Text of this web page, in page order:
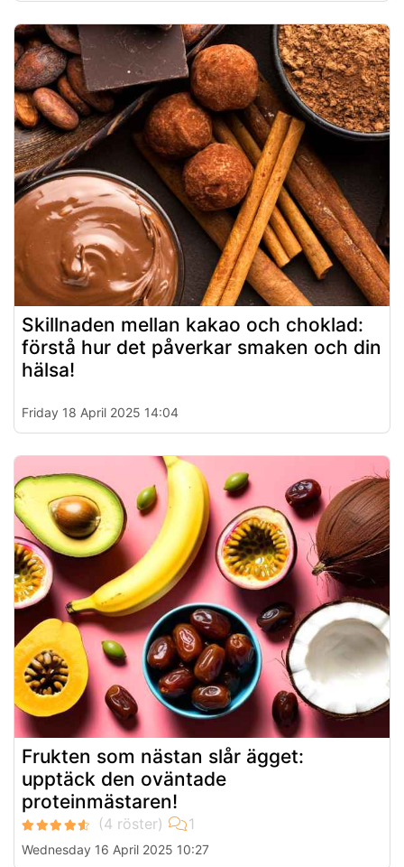
Skillnaden mellan kakao och choklad:
förstå hur det påverkar smaken och din
hälsa!
Friday 18 April 2025 14:04
Frukten som nästan slår ägget:
upptäck den oväntade
proteinmästaren!
Wednesday 16 April 2025 10:27